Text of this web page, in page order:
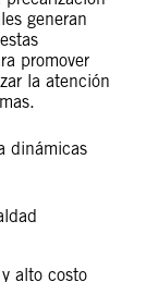
generan
promover
la atención
dinámicas
alto costo